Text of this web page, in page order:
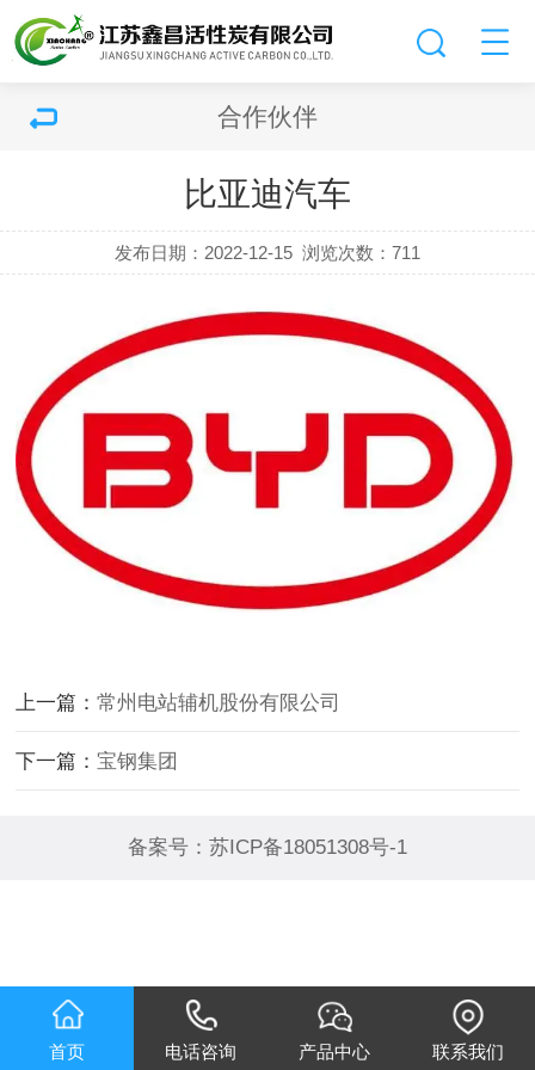
合作伙伴
比亚迪汽车
发布日期：2022-12-15 浏览次数：711
上一篇：常州电站辅机股份有限公司
下一篇：宝钢集团
备案号： 苏ICP备18051308号-1
首页 电话咨询 产品中心 联系我们